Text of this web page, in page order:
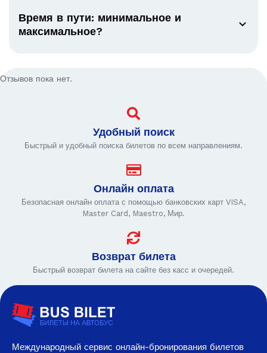
Время в пути: минимальное и
максимальное?
Отзывов пока нет.
Удобный поиск
Быстрый и удобный поиска билетов по всем направлениям.
Онлайн оплата
Безопасная онлайн оплата с помощью банковских карт VISA,
Master Card, Maestro, Мир.
Возврат билета
Быстрый возврат билета на сайте без касс и очередей.
Международный сервис онлайн-бронирования билетов